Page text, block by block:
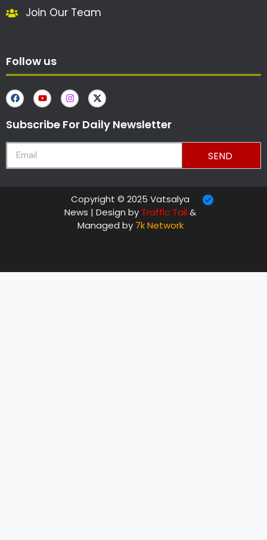
Join Our Team
Follow us
Subscribe For Daily Newsletter
SEND
Copyright © 2025 Vatsalya
News | Design by Traffic Tail&
Managed by 7k Network